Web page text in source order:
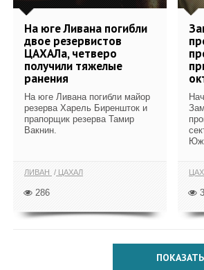
На юге Ливана погибли
двое резервистов
ЦАХАЛа, четверо
получили тяжелые
ранения
На юге Ливана погибли майор
резерва Харель Биреншток и
прапорщик резерва Тамир
Вакнин.
ЛИВАН ЦАХАЛ
286